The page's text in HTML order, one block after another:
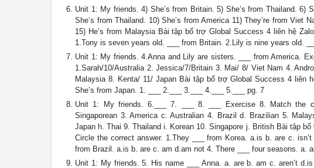
Unit 1: My friends. 4) She’s from Britain. 5) She’s from Thailand. 6)
She’s from Thailand. 10) She’s from America 11) They’re from Viet
15) He’s from Malaysia Bài tập bổ trợ Global Success 4 liên hệ
1.Tony is seven years old. ___ from Britain. 2.Lily is nine years old.
Unit 1: My friends. 4.Anna and Lily are sisters. ___ from America.
1.Sarah/10/Australia 2. Jessica/7/Britain 3. Mai/ 8/ Viet Nam 4.
Malaysia 8. Kenta/ 11/ Japan Bài tập bổ trợ Global Success 4 liên
She’s from Japan. 1. ___ 2.___ 3.___ 4.___ 5.___ pg. 7
Unit 1: My friends. 6.___ 7. ___ 8. ___ Exercise 8. Match the
Singaporean 3. America c. Australian 4. Brazil d. Brazilian 5.
Japan h. Thai 9. Thailand i. Korean 10. Singapore j. British Bài tập
Circle the correct answer. 1.They ___ from Korea. a.is b. are c.
from Brazil. a.is b. are c. am d.am not 4. There ___ four seasons. a.
Unit 1: My friends. 5. His name ___ Anna. a. are b. am c. aren’t